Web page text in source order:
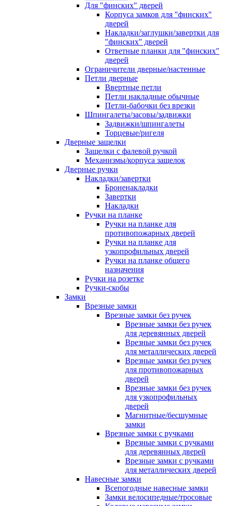
Для "финских" дверей
Корпуса замков для "финских"
дверей
Накладки/заглушки/завертки для
"финских" дверей
Ответные планки для "финских"
дверей
Ограничители дверные/настенные
Петли дверные
Ввертные петли
Петли накладные обычные
Петли-бабочки без врезки
Шпингалеты/засовы/задвижки
Задвижки/шпингалеты
Торцевые/ригеля
Дверные защелки
Защелки с фалевой ручкой
Механизмы/корпуса защелок
Дверные ручки
Накладки/завертки
Броненакладки
Завертки
Накладки
Ручки на планке
Ручки на планке для
противопожарных дверей
Ручки на планке для
узкопрофильных дверей
Ручки на планке общего
назначения
Ручки на розетке
Ручки-скобы
Замки
Врезные замки
Врезные замки без ручек
Врезные замки без ручек
для деревянных дверей
Врезные замки без ручек
для металлических дверей
Врезные замки без ручек
для противопожарных
дверей
Врезные замки без ручек
для узкопрофильных
дверей
Магнитные/бесшумные
замки
Врезные замки с ручками
Врезные замки с ручками
для деревянных дверей
Врезные замки с ручками
для металлических дверей
Навесные замки
Всепогодные навесные замки
Замки велосипедные/тросовые